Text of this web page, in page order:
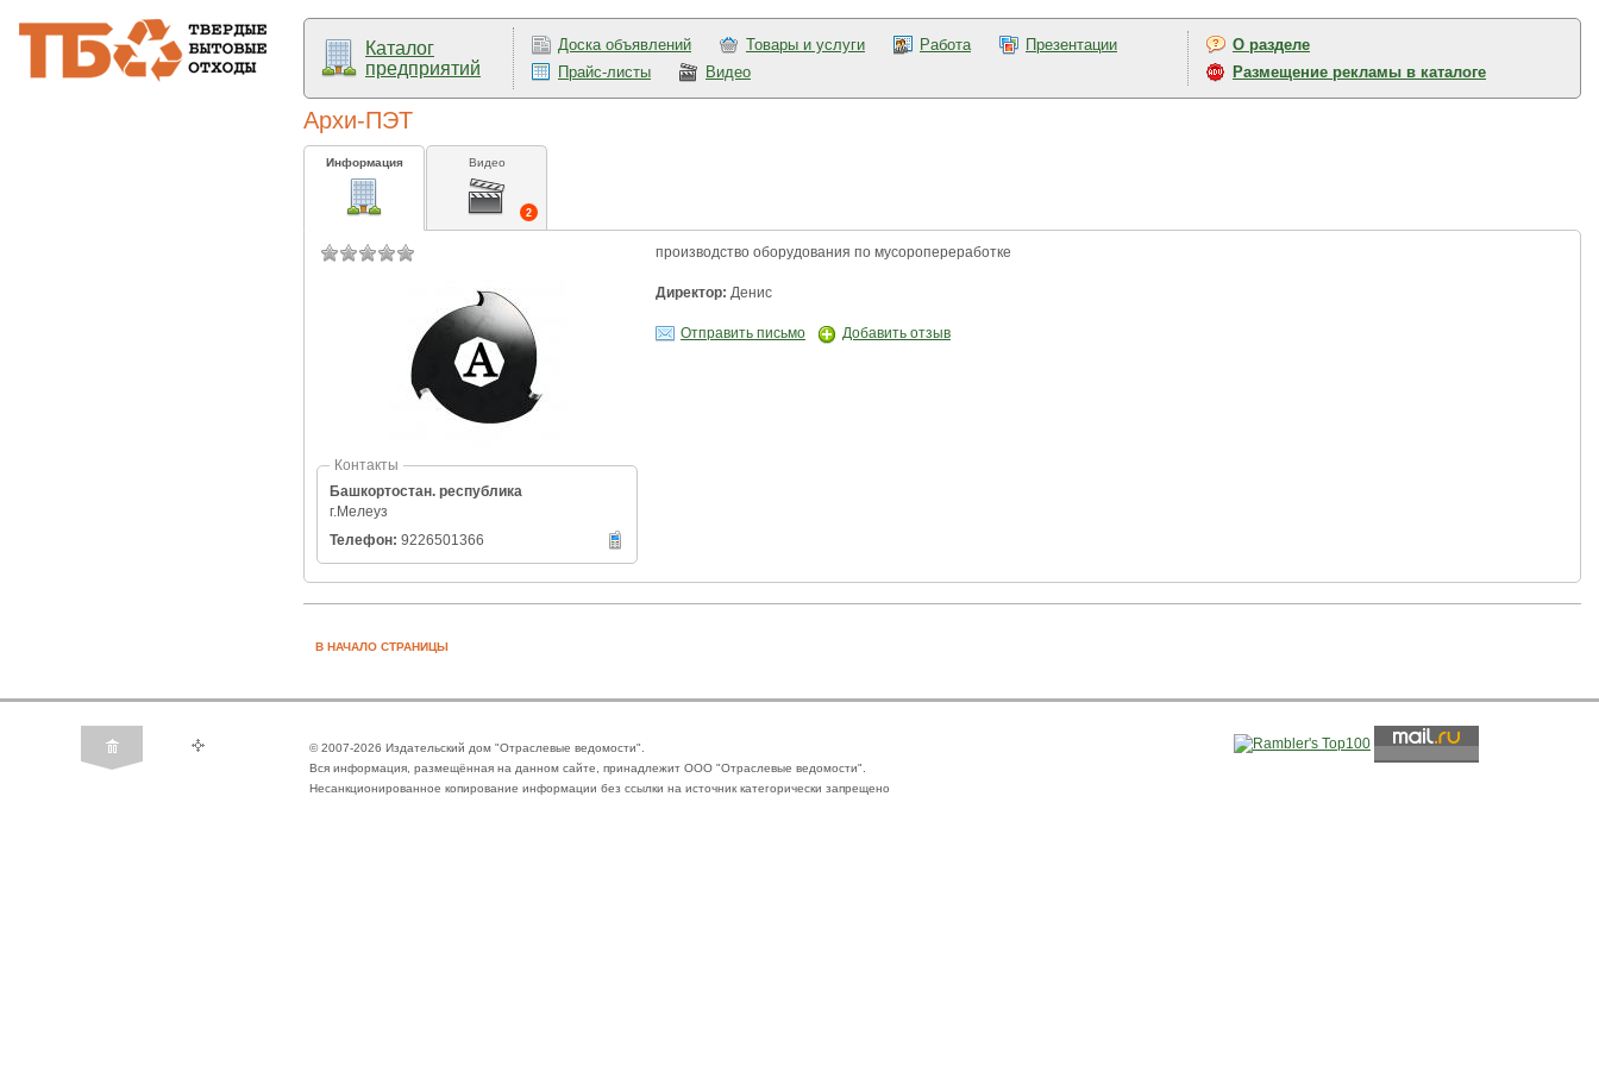
Каталог
предприятий
Доска объявлений Товары и услуги Работа
Презентации
Прайс-листы
Видео
О разделе
Размещение рекламы в каталоге
Архи-ПЭТ
Информация
2
Видео
Контакты
Башкортостан. республика
г.Мелеуз
Телефон: 9226501366
производство оборудования по мусоропереработке
Директор: Денис
Отправить письмо Добавить отзыв
В НАЧАЛО СТРАНИЦЫ
© 2007-2026 Издательский дом "Отраслевые ведомости".
Вся информация, размещённая на данном сайте, принадлежит ООО "Отраслевые ведомости".
Несанкционированное копирование информации без ссылки на источник категорически запрещено